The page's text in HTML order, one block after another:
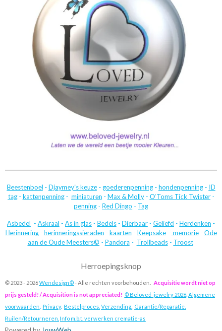
Beestenboel - Djaymey's keuze- goederenpenning- hondenpenning- ID
tag- kattenpenning- miniaturen - Max & Molly- O'Toms Tick Twister-
penning - Red Dingo - Tag
Asbedel - Askraal - As in glas - Bedels - Dierbaar - Geliefd - Herdenken -
Herinnering- herinneringssieraden - kaarten - Keepsake- memorie- Ode
aan de Oude Meesters© - Pandora - Trollbeads- Troost
Herroepingsknop
© 2023 - 2026Wendesign©- Alle rechten voorbehouden.
Acquisitie wordt niet op
prijs gesteld! / Acquisition is not appreciated! © Beloved-jewelry 2026 Algemene
voorwaarden Privacy. Bestelproces. Verzending. Garantie/Reparatie.
Ruilen/Retourneren. Info m.b.t. verwerken crematie-as